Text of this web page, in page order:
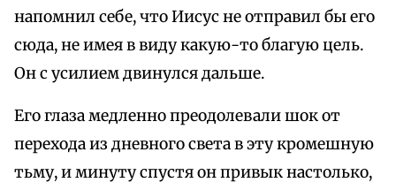
напомнил себе, что Иисус не отправил бы его
сюда, не имея в виду какую-то благую цель.
Он с усилием двинулся дальше.
Его глаза медленно преодолевали шок от
перехода из дневного света в эту кромешную
тьму, и минуту спустя он привык настолько,